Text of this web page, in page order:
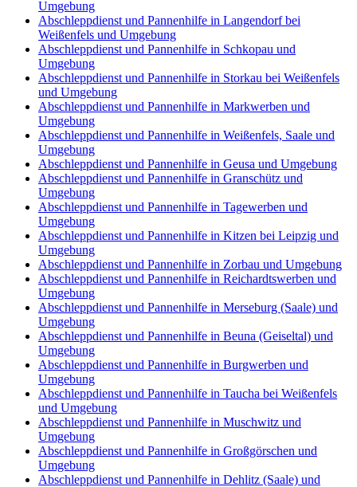
Umgebung
Abschleppdienst und Pannenhilfe in Langendorf bei
Weißenfels und Umgebung
Abschleppdienst und Pannenhilfe in Schkopau und
Umgebung
Abschleppdienst und Pannenhilfe in Storkau bei Weißenfels
und Umgebung
Abschleppdienst und Pannenhilfe in Markwerben und
Umgebung
Abschleppdienst und Pannenhilfe in Weißenfels, Saale und
Umgebung
Abschleppdienst und Pannenhilfe in Geusa und Umgebung
Abschleppdienst und Pannenhilfe in Granschütz und
Umgebung
Abschleppdienst und Pannenhilfe in Tagewerben und
Umgebung
Abschleppdienst und Pannenhilfe in Kitzen bei Leipzig und
Umgebung
Abschleppdienst und Pannenhilfe in Zorbau und Umgebung
Abschleppdienst und Pannenhilfe in Reichardtswerben und
Umgebung
Abschleppdienst und Pannenhilfe in Merseburg (Saale) und
Umgebung
Abschleppdienst und Pannenhilfe in Beuna (Geiseltal) und
Umgebung
Abschleppdienst und Pannenhilfe in Burgwerben und
Umgebung
Abschleppdienst und Pannenhilfe in Taucha bei Weißenfels
und Umgebung
Abschleppdienst und Pannenhilfe in Muschwitz und
Umgebung
Abschleppdienst und Pannenhilfe in Großgörschen und
Umgebung
Abschleppdienst und Pannenhilfe in Dehlitz (Saale) und